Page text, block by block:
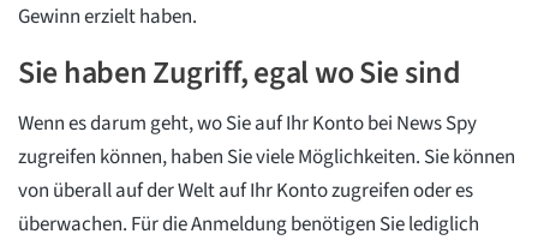
Gewinn erzielt haben.
Sie haben Zugriff, egal wo Sie sind
Wenn es darum geht, wo Sie auf Ihr Konto bei News Spy
zugreifen können, haben Sie viele Möglichkeiten. Sie können
von überall auf der Welt auf Ihr Konto zugreifen oder es
überwachen. Für die Anmeldung benötigen Sie lediglich